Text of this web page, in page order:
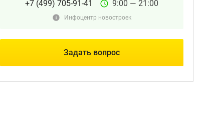
+7 (499) 705-91-41 9:00 — 21:00
Инфоцентр новостроек
Задать вопрос